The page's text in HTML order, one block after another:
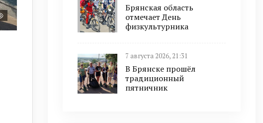
Брянская область
отмечает День
физкультурника
7 августа 2026, 21:31
В Брянске прошёл
традиционный
пятничник